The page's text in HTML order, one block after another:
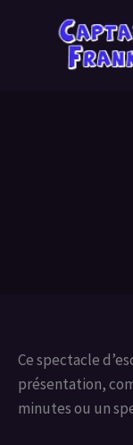
Ce spectacle
présentation,
minutes ou un